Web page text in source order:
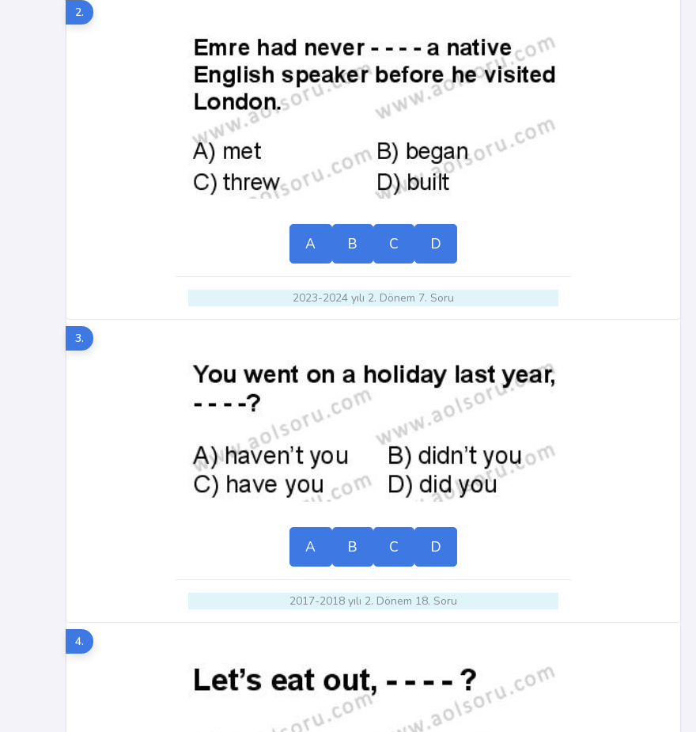
2.
A B C D
2023-2024 yılı 2. Dönem 7. Soru
3.
A B C D
2017-2018 yılı 2. Dönem 18. Soru
4.